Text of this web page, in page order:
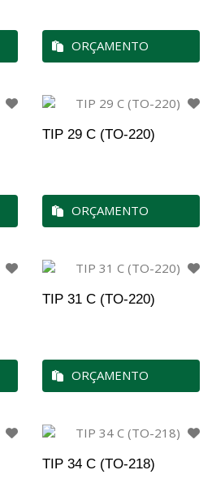
ORÇAMENTO
TIP 29 C (TO-220)
ORÇAMENTO
TIP 31 C (TO-220)
ORÇAMENTO
TIP 34 C (TO-218)